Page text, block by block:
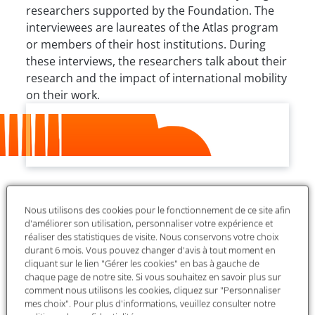
researchers supported by the Foundation. The
interviewees are laureates of the Atlas program
or members of their host institutions. During
these interviews, the researchers talk about their
research and the impact of international mobility
on their work.
Discover the episodes
Nous utilisons des cookies pour le fonctionnement de ce site afin
d'améliorer son utilisation, personnaliser votre expérience et
réaliser des statistiques de visite. Nous conservons votre choix
durant 6 mois. Vous pouvez changer d'avis à tout moment en
cliquant sur le lien "Gérer les cookies" en bas à gauche de
chaque page de notre site. Si vous souhaitez en savoir plus sur
comment nous utilisons les cookies, cliquez sur "Personnaliser
mes choix". Pour plus d'informations, veuillez consulter notre